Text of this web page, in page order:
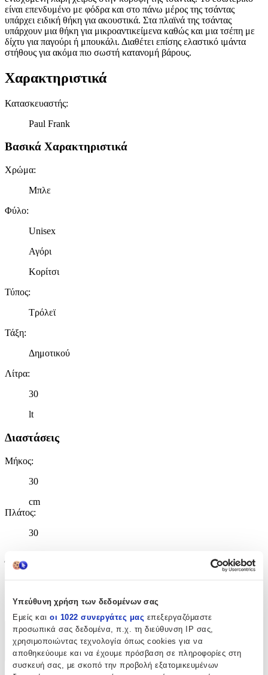
Υπεύθυνη χρήση των δεδομένων σας
Εμείς και οι 1022 συνεργάτες μας επεξεργαζόμαστε
προσωπικά σας δεδομένα, π.χ. τη διεύθυνση IP σας,
χρησιμοποιώντας τεχνολογία όπως cookies για να
αποθηκεύουμε και να έχουμε πρόσβαση σε πληροφορίες στη
συσκευή σας, με σκοπό την προβολή εξατομικευμένων
είναι επενδυμένο με φόδρα και στο πάνω μέρος της τσάντας
υπάρχει ειδική θήκη για ακουστικά. Στα πλαϊνά της τσάντας
υπάρχουν μια θήκη για μικροαντικείμενα καθώς και μια τσέπη με
δίχτυ για παγούρι ή μπουκάλι. Διαθέτει επίσης ελαστικό ιμάντα
στήθους για ακόμα πιο σωστή κατανομή βάρους.
Χαρακτηριστικά
Κατασκευαστής:
Paul Frank
Βασικά Χαρακτηριστικά
Χρώμα:
Μπλε
Φύλο:
Unisex
Αγόρι
Κορίτσι
Τύπος:
Τρόλεϊ
Τάξη:
Δημοτικού
Λίτρα:
30
lt
Διαστάσεις
Μήκος:
30
cm
Πλάτος:
30
Ύψος:
cm
Χαρακτηριστικά
+